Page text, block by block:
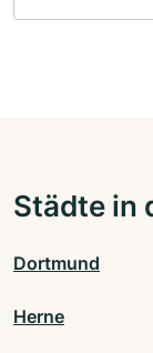
Städte in
Dortmund
Herne